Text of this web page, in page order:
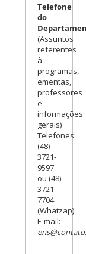
Telefone
do
(Assuntos
referentes
à
programas,
ementas,
professores
e
informações
gerais)
Telefones:
(48)
3721-
9597
ou (48)
3721-
7704
(Whatzap)
E-mail: